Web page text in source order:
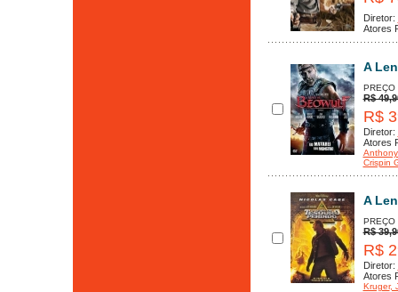
Diretor:
Atores
A
PREÇO
R$
R$
Diretor:
Atores
Crispin
A
PREÇO
R$
R$
Diretor:
Atores
Kruger,